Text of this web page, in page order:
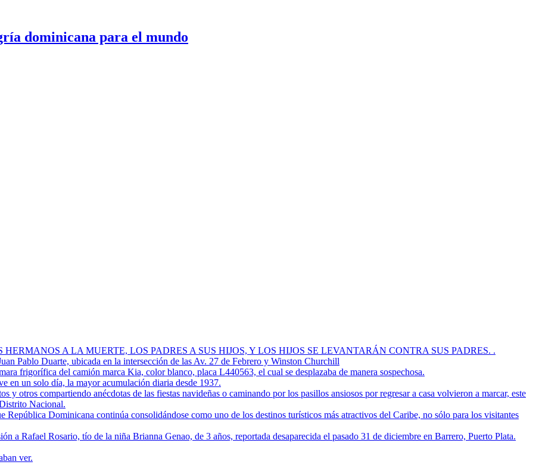
dominicana para el mundo
A LA MUERTE, LOS PADRES A SUS HIJOS, Y LOS HIJOS SE LEVANTARÁN CONTRA SUS PADRES. .
Pablo Duarte, ubicada en la intersección de las Av. 27 de Febrero y Winston Churchill
frigorífica del camión marca Kia, color blanco, placa L440563, el cual se desplazaba de manera sospechosa.
en un solo día, la mayor acumulación diaria desde 1937.
y otros compartiendo anécdotas de las fiestas navideñas o caminando por los pasillos ansiosos por regresar a casa volvieron a marcar, este
Nacional.
República Dominicana continúa consolidándose como uno de los destinos turísticos más atractivos del Caribe, no sólo para los visitantes
a Rafael Rosario, tío de la niña Brianna Genao, de 3 años, reportada desaparecida el pasado 31 de diciembre en Barrero, Puerto Plata.
ver.